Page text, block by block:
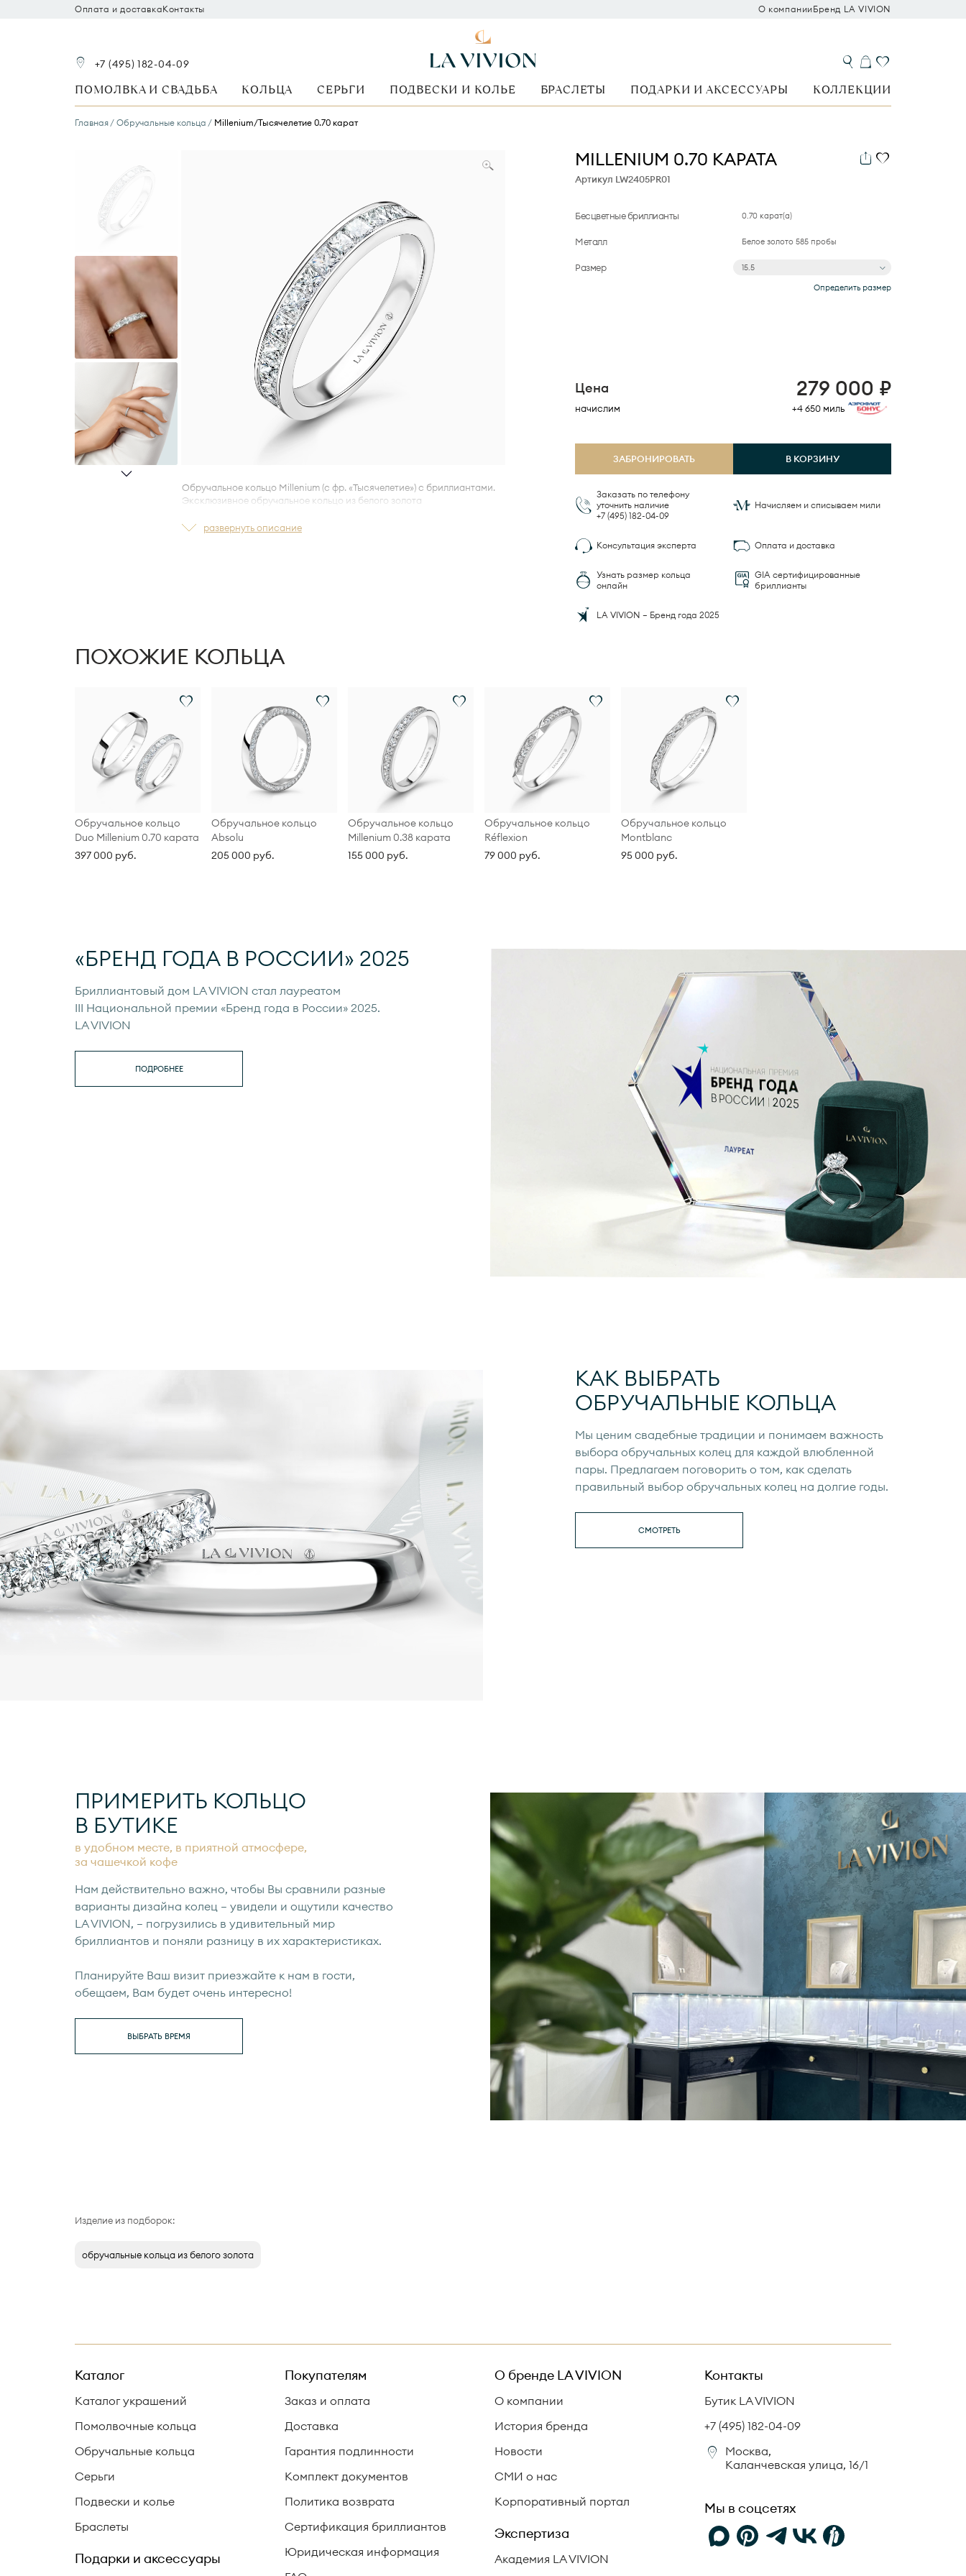
Оплата и доставкаКонтакты О компанииБренд LA VIVION
+7 (495) 182-04-09
ПОМОЛВКА И СВАДЬБА КОЛЬЦА СЕРЬГИ ПОДВЕСКИ И КОЛЬЕ БРАСЛЕТЫ ПОДАРКИ И АКСЕССУАРЫ КОЛЛЕКЦИИ
Главная Обручальные кольца Millenium/Тысячелетие 0.70 карат
Обручальное кольцо Millenium (с фр. «Тысячелетие») с бриллиантами.
Эксклюзивное обручальное кольцо из белого золота
0.70 карата,ширина 3.0 мм.
развернуть описание
MILLENIUM 0.70 КАРАТА
Артикул LW2405PR01
Бесцветные бриллианты 0.70 карат(а)
Металл Белое золото 585 пробы
Размер
15.5
Определить размер
Цена 279 000 ₽
начислим +4 650 миль
ЗАБРОНИРОВАТЬ В КОРЗИНУ
Заказать по телефону
+7 (495) 182-04-09
Начисляем и списываем мили
Консультация эксперта Оплата и доставка
Узнать размер кольца
онлайн
GIA сертифицированные
бриллианты
LA VIVION — Бренд года 2025
ПОХОЖИЕ КОЛЬЦА
Обручальное кольцо
Duo Millenium 0.70 карата
397 000 руб.
Обручальное кольцо
Absolu
205 000 руб.
Обручальное кольцо
Millenium 0.38 карата
155 000 руб.
Обручальное кольцо
Réflexion
79 000 руб.
Обручальное кольцо
Montblanc
95 000 руб.
«БРЕНД ГОДА В РОССИИ» 2025
Бриллиантовый дом LA VIVION стал лауреатом
III Национальной премии «Бренд года в России» 2025.
LA VIVION
ПОДРОБНЕЕ
КАК ВЫБРАТЬ
ОБРУЧАЛЬНЫЕ КОЛЬЦА
Мы ценим свадебные традиции и понимаем важность
выбора обручальных колец для каждой влюбленной
пары. Предлагаем поговорить о том, как сделать
правильный выбор обручальных колец на долгие годы.
СМОТРЕТЬ
ПРИМЕРИТЬ КОЛЬЦО
В БУТИКЕ
в удобном месте, в приятной атмосфере,
за чашечкой кофе
Нам действительно важно, чтобы Вы сравнили разные
варианты дизайна колец — увидели и ощутили качество
LA VIVION, — погрузились в удивительный мир
бриллиантов и поняли разницу в их характеристиках.
Планируйте Ваш визит приезжайте к нам в гости,
обещаем, Вам будет очень интересно!
ВЫБРАТЬ ВРЕМЯ
Изделие из подборок:
обручальные кольца из белого золота
Каталог
Каталог украшений
Помолвочные кольца
Обручальные кольца
Серьги
Подвески и колье
Браслеты
Подарки и аксессуары
Покупателям
Заказ и оплата
Доставка
Гарантия подлинности
Комплект документов
Политика возврата
Сертификация бриллиантов
Юридическая информация
О бренде LA VIVION
О компании
История бренда
Новости
СМИ о нас
Корпоративный портал
Экспертиза
Академия LA VIVION
Контакты
Бутик LA VIVION
+7 (495) 182-04-09
Москва,
Каланчевская улица, 16/1
Мы в соцсетях